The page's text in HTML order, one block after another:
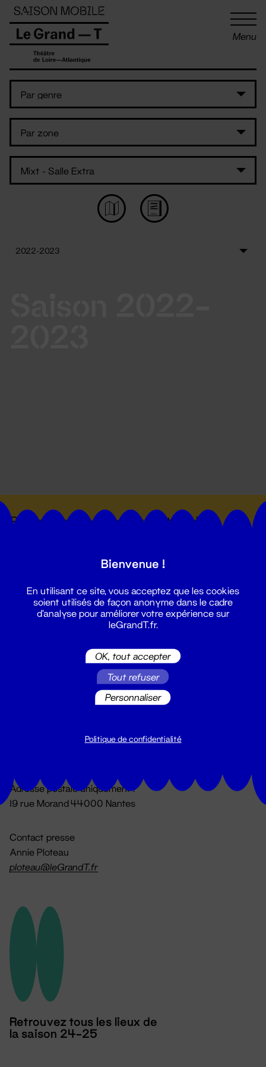
Menu
Suivez toutes les actualités du
Du lundi au vendredi 14h → 18h
Adresse postale uniquement :
19 rue Morand 44000 Nantes
Contact presse
Annie Ploteau
ploteau@leGrandT.fr
Retrouvez tous les lieux de
la saison 24-25
Panneau de gestion des cookies
Bienvenue !
En utilisant ce site, vous acceptez que les cookies
soient utilisés de façon anonyme dans le cadre
d'analyse pour améliorer votre expérience sur
leGrandT.fr.
OK, tout accepter
Tout refuser
Personnaliser
Politique de confidentialité